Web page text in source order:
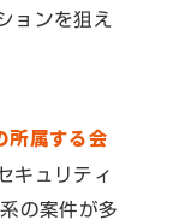
ョンを狙え
所属する会
キュリティ
の案件が多